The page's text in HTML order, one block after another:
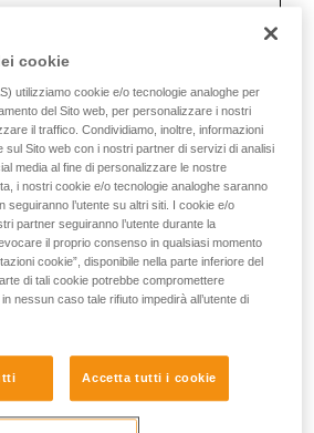
rapido.
da effettuare ad ogni apertura.
cookie
utilizziamo cookie e/o tecnologie analoghe per
del Sito web, per personalizzare i nostri
il traffico. Condividiamo, inoltre, informazioni
sul Sito web con i nostri partner di servizi di analisi
media al fine di personalizzare le nostre
i nostri cookie e/o tecnologie analoghe saranno
seguiranno l’utente su altri siti. I cookie e/o
partner seguiranno l’utente durante la
il proprio consenso in qualsiasi momento
cookie”, disponibile nella parte inferiore del
di tali cookie potrebbe compromettere
in nessun caso tale rifiuto impedirà all’utente di
Accetta tutti i cookie